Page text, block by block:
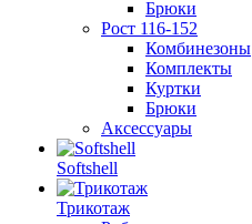
Брюки
Рост 116-152
Комбинезоны
Комплекты
Куртки
Брюки
Аксессуары
Softshell
Трикотаж